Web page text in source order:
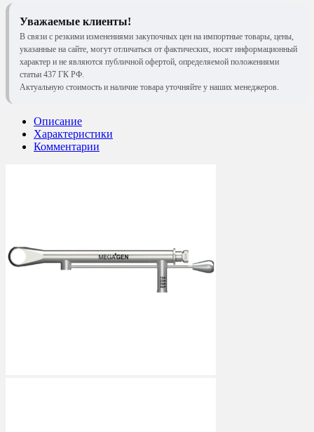
Уважаемые клиенты!
В связи с резкими изменениями закупочных цен на импортные товары, цены,
указанные на сайте, могут отличаться от фактических, носят информационный
характер и не являются публичной офертой, определяемой положениями
статьи 437 ГК РФ.
Актуальную стоимость и наличие товара уточняйте у наших менеджеров.
Описание
Характеристики
Комментарии